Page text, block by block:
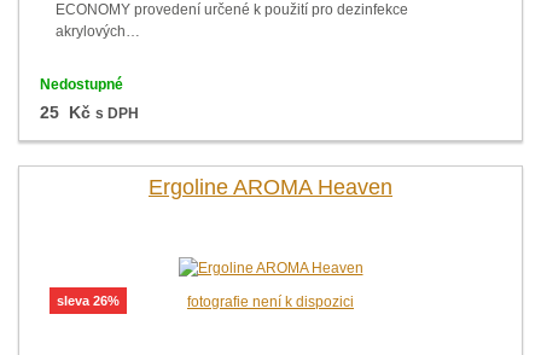
ECONOMY provedení určené k použití pro dezinfekce
akrylových…
Nedostupné
25 Kč s DPH
Ergoline AROMA Heaven
fotografie není k dispozici
sleva 26%